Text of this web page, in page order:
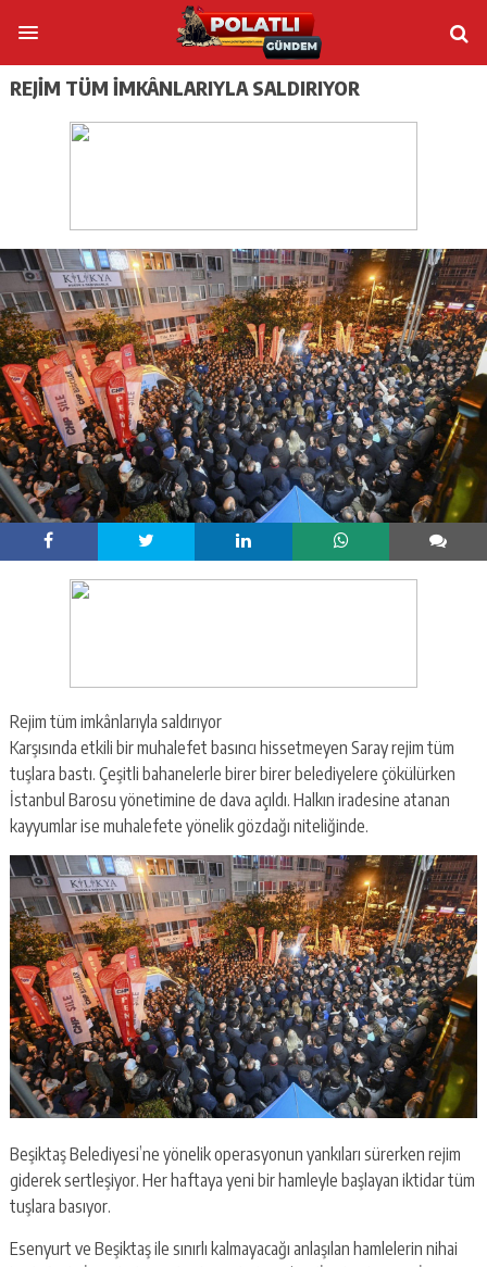
REJIM TÜM IMKÂNLARIYLA SALDIRIYOR
Rejim tüm imkânlarıyla saldırıyor
Karşısında etkili bir muhalefet basıncı hissetmeyen Saray rejim tüm
tuşlara bastı. Çeşitli bahanelerle birer birer belediyelere çökülürken
İstanbul Barosu yönetimine de dava açıldı. Halkın iradesine atanan
kayyumlar ise muhalefete yönelik gözdağı niteliğinde.
Beşiktaş Belediyesi’ne yönelik operasyonun yankıları sürerken rejim
giderek sertleşiyor. Her haftaya yeni bir hamleyle başlayan iktidar tüm
tuşlara basıyor.
Esenyurt ve Beşiktaş ile sınırlı kalmayacağı anlaşılan hamlelerin nihai